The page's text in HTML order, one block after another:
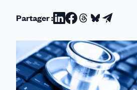
Partager :Partager
sur
Linkedin
Partager
sur
Facebook
Partager
sur
Threads
Partager
sur
Bluesky
Partager
par
email